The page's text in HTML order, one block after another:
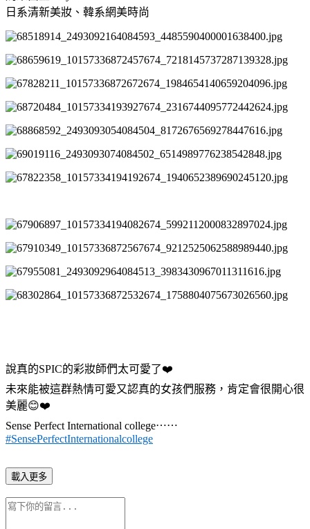
日系清新美妝、韓系網美時尚
說真的SPIC的彩妝師們太可愛了❤️
未來能被這群熱情可愛又認真的女孩們服務，肯定會很開心很
美麗😊❤️
Sense Perfect International college⋯⋯
#SensePerfectInternationalcollege
載入更多